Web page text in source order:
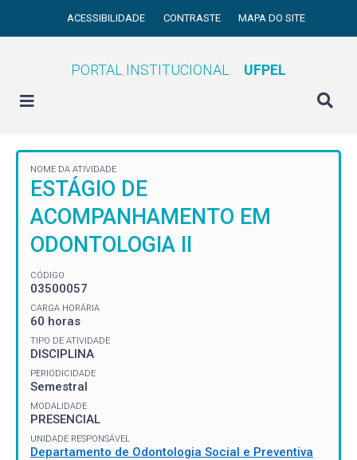
ACESSIBILIDADE CONTRASTE MAPA DO SITE
PORTAL INSTITUCIONAL UFPEL
NOME DA ATIVIDADE
ESTÁGIO DE
ACOMPANHAMENTO EM
ODONTOLOGIA II
CÓDIGO
03500057
CARGA HORÁRIA
60 horas
TIPO DE ATIVIDADE
DISCIPLINA
PERIODICIDADE
Semestral
MODALIDADE
PRESENCIAL
UNIDADE RESPONSÁVEL
Departamento de Odontologia Social e Preventiva